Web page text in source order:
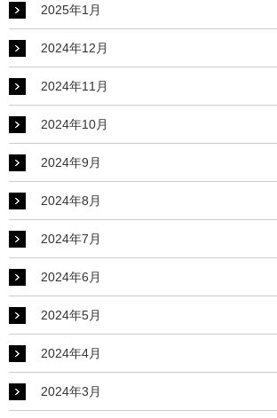
2025年1月
2024年12月
2024年11月
2024年10月
2024年9月
2024年8月
2024年7月
2024年6月
2024年5月
2024年4月
2024年3月